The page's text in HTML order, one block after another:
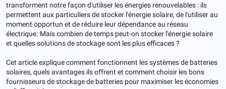
transforment notre façon d'utiliser les énergies renouvelables : ils
permettent aux particuliers de stocker l'énergie solaire, de l'utiliser au
moment opportun et de réduire leur dépendance au réseau
électrique. Mais combien de temps peut-on stocker l'énergie solaire
et quelles solutions de stockage sont les plus efficaces ?
Cet article explique comment fonctionnent les systèmes de batteries
solaires, quels avantages ils offrent et comment choisir les bons
fournisseurs de stockage de batteries pour maximiser les économies